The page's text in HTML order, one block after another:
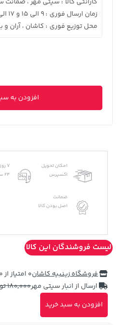
زمان ارسال فوری : 9 الی 15 و 17 الی 23 به جز روز های تعطیل
محل توزیع فوری : کاشان ، آران
افزودن به
امکان تحویل
اکسپرس
7 روز هفته
24 ساعته
ضمانت
اصل بودن کالا
لیست فروشندگان این کالا
فروشگاه زینبیه کاشان0 امتیاز از 0 رای
ارسال از انبار سیتی مهر180,000 تومان
افزودن به سبد خرید